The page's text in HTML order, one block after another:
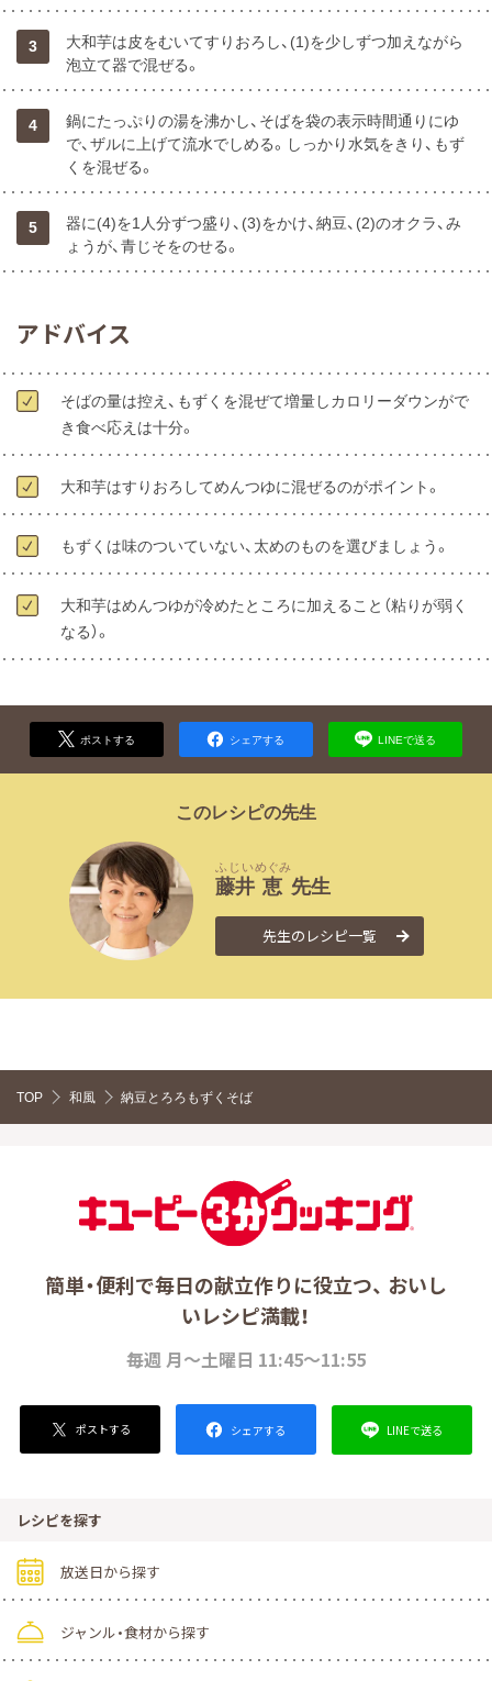
3
大和芋は皮をむいてすりおろし、(1)を少しずつ加えながら
泡立て器で混ぜる。
4
鍋にたっぷりの湯を沸かし、そばを袋の表示時間通りにゆ
で、ザルに上げて流水でしめる。しっかり水気をきり、もず
くを混ぜる。
5
器に(4)を1人分ずつ盛り、(3)をかけ、納豆、(2)のオクラ、み
ょうが、青じそをのせる。
アドバイス
そばの量は控え、もずくを混ぜて増量しカロリーダウンがで
き食べ応えは十分。
大和芋はすりおろしてめんつゆに混ぜるのがポイント。
もずくは味のついていない、太めのものを選びましょう。
大和芋はめんつゆが冷めたところに加えること（粘りが弱く
なる）。
ポストする シェアする LINEで送る
このレシピの先生
藤井
ふじい
恵
めぐみ
先生
先生のレシピ一覧
TOP 和風 納豆とろろもずくそば
簡単・便利で毎日の献立作りに役立つ、 おいし
いレシピ満載！
毎週 月～土曜日 11:45～11:55
ポストする シェアする LINEで送る
レシピを探す
放送日から探す
ジャンル・食材から探す